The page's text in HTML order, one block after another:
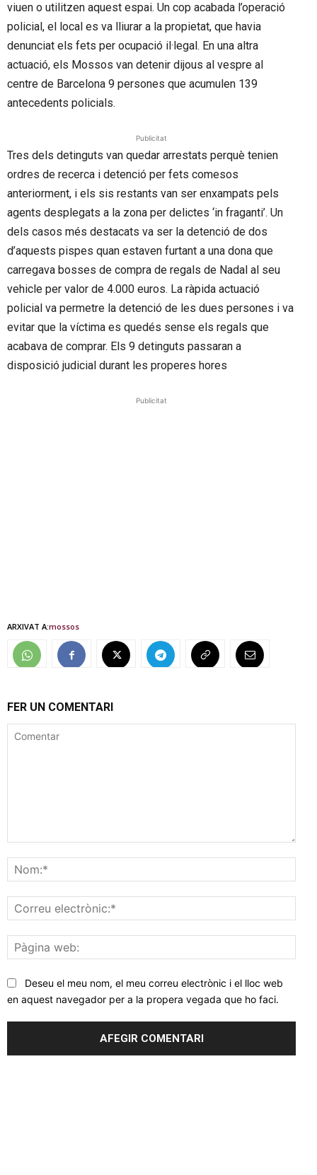
viuen o utilitzen aquest espai. Un cop acabada l’operació
policial, el local es va lliurar a la propietat, que havia
denunciat els fets per ocupació il·legal. En una altra
actuació, els Mossos van detenir dijous al vespre al
centre de Barcelona 9 persones que acumulen 139
antecedents policials.
Publicitat
Tres dels detinguts van quedar arrestats perquè tenien
ordres de recerca i detenció per fets comesos
anteriorment, i els sis restants van ser enxampats pels
agents desplegats a la zona per delictes ‘in fraganti’. Un
dels casos més destacats va ser la detenció de dos
d’aquests pispes quan estaven furtant a una dona que
carregava bosses de compra de regals de Nadal al seu
vehicle per valor de 4.000 euros. La ràpida actuació
policial va permetre la detenció de les dues persones i va
evitar que la víctima es quedés sense els regals que
acabava de comprar. Els 9 detinguts passaran a
disposició judicial durant les properes hores
Publicitat
ARXIVAT A:mossos
FER UN COMENTARI
web:
Deseu el meu nom, el meu correu electrònic i el lloc web
en aquest navegador per a la propera vegada que ho faci.